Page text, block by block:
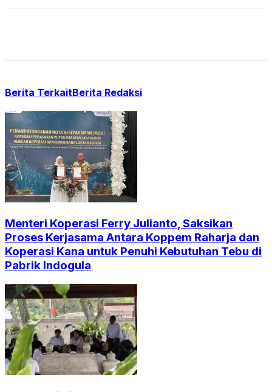
Berita TerkaitBerita Redaksi
Menteri Koperasi Ferry Julianto, Saksikan
Proses Kerjasama Antara Koppem Raharja dan
Koperasi Kana untuk Penuhi Kebutuhan Tebu di
Pabrik Indogula